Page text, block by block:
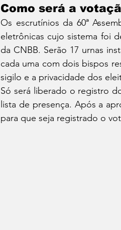
Como será a
Os escrutínios da 60ª
eletrônicas cujo sistema foi
da CNBB. Serão 17 urnas
cada uma com dois bispos
sigilo e a privacidade dos
Só será liberado o registro
lista de presença. Após a
para que seja registrado o